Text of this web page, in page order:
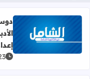
اقرأ المزيد عن دوسية